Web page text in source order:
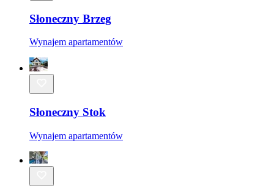
Słoneczny Brzeg
Wynajem apartamentów
Słoneczny Stok
Wynajem apartamentów